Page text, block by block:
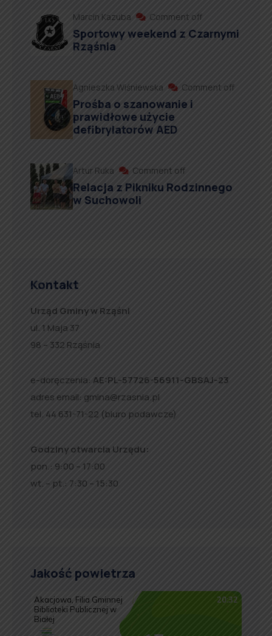
Marcin Kazuba Comment off
Sportowy weekend z Czarnymi
Rząśnia
Agnieszka Wiśniewska Comment off
Prośba o szanowanie i
prawidłowe użycie
defibrylatorów AED
Artur Ruka Comment off
Relacja z Pikniku Rodzinnego
w Suchowoli
Kontakt
Urząd Gminy w Rząśni
ul. 1 Maja 37
98 – 332 Rząśnia
e-doręczenia: AE:PL-57726-56911-GBSAJ-23
adres email: gmina@rzasnia.pl
tel. 44 631-71-22 (biuro podawcze)
Godziny otwarcia Urzędu:
pon.: 9:00 – 17:00
wt. – pt.: 7:30 – 15:30
Jakość powietrza